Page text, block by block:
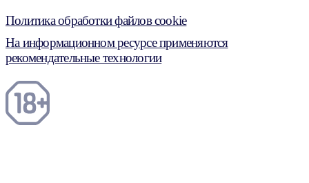
Политика обработки файлов cookie
На информационном ресурсе применяются
рекомендательные технологии